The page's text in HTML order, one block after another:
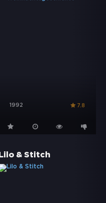
1992 7.8
Lilo & Stitch